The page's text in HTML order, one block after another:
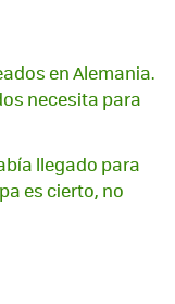
en Alemania.
necesita para
llegado para
es cierto, no